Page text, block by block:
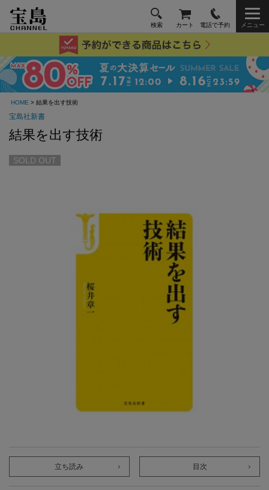
検索 カート 電話で予約 メニュー
HOME > 結果を出す技術
宝島社新書
結果を出す技術
SOLD OUT
立ち読み 目次